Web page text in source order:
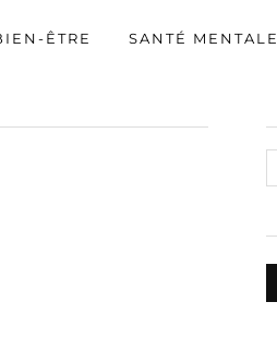
ÊTRE SANTÉ MENTALE